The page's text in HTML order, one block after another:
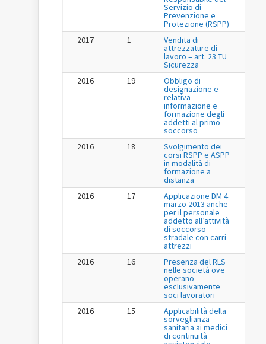
Servizio di
Prevenzione e
Protezione (RSPP)
2017
1 Vendita di
attrezzature di
lavoro – art. 23 TU
Sicurezza
2016
19 Obbligo di
designazione e
relativa
informazione e
formazione degli
addetti al primo
soccorso
2016
18 Svolgimento dei
corsi RSPP e ASPP
in modalità di
formazione a
distanza
2016
17 Applicazione DM 4
marzo 2013 anche
per il personale
addetto all’attività
di soccorso
stradale con carri
attrezzi
2016
16 Presenza del RLS
nelle società ove
operano
esclusivamente
soci lavoratori
2016
15 Applicabilità della
sorveglianza
sanitaria ai medici
di continuità